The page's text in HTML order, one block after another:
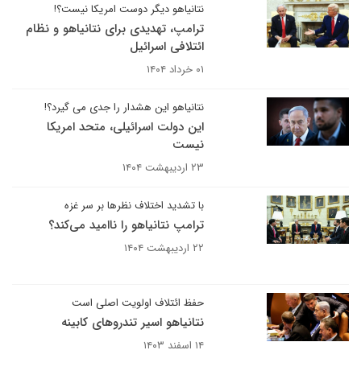
نتانیاهو دیگر دوست امریکا نیست؟!
ترامپ، تهدیدی برای نتانیاهو و نظام
ائتلافی اسرائیل
۰۱ خرداد ۱۴۰۴
نتانیاهو این هشدار را جدی می گیرد؟!
این دولت اسرائیلی، متحد امریکا
نیست
۲۳ اردیبهشت ۱۴۰۴
با تشدید اختلاف‌ نظرها بر سر غزه
ترامپ نتانیاهو را ناامید می‌کند؟
۲۲ اردیبهشت ۱۴۰۴
حفظ ائتلاف اولویت اصلی است
نتانیاهو اسیر تندروهای کابینه
۱۴ اسفند ۱۴۰۳